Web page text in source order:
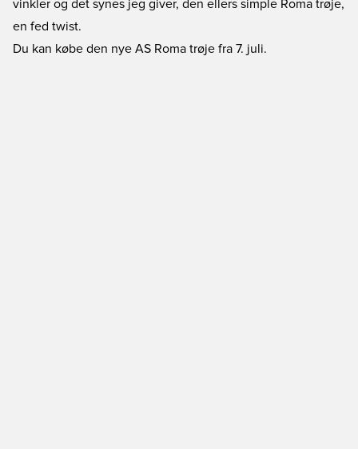
vinkler og det synes jeg giver, den ellers simple Roma trøje,
en fed twist.
Du kan købe den nye AS Roma trøje fra 7. juli.